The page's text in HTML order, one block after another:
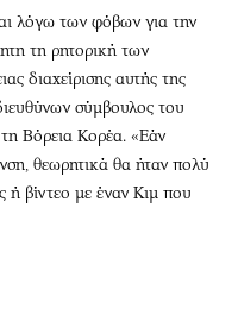
λόγω των φόβων για την
τη ρητορική των
διαχείρισης αυτής της
σύμβουλος του
Βόρεια Κορέα. «Εάν
θεωρητικά θα ήταν πολύ
βίντεο με έναν Κιμ που